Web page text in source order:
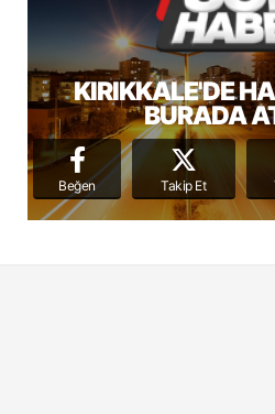
KIRIKKALE'DE
BURADA
Beğen Takip Et